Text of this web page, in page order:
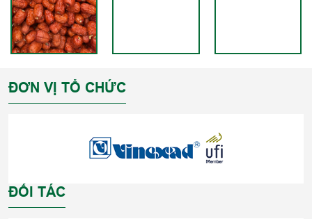
ĐƠN VỊ TỔ CHỨC
ĐỐI TÁC